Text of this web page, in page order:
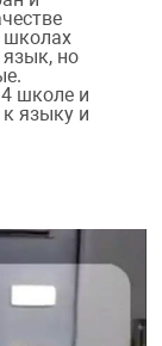
школах
но
школе и
языку и